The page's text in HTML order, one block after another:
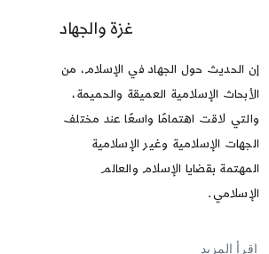
غزة والجهاد
إن الحديث حول الجهاد في الإسلام، من
الأبحاث الإسلامية العميقة والحميمة،
والتي لاقت اهتمامًا واسعًا عند مختلف
الجهات الإسلامية وغير الإسلامية
المهتمة بقضايا الإسلام والعالم
الإسلامي.
إقرأ المزيد